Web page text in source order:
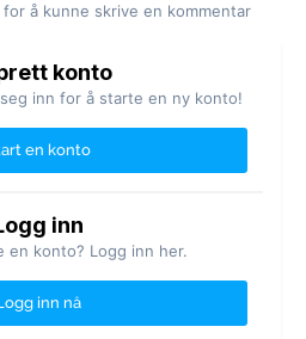
å kunne skrive en kommentar
konto
inn for å starte en ny konto!
en konto
inn
en konto? Logg inn her.
inn nå